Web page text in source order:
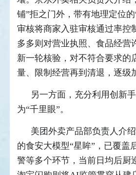
铺”拒之门外，带有地理定位
审核将商家入驻审核通过率控
多多则对营业执照、食品经营
新一轮核验，对不符合要求的
量、限制经营再到清退，逐级
另一方面，充分利用创新
为“千里眼”。
美团外卖产品部负责人介
的食安大模型“星眸”，已覆盖
警等多个环节，当前日均后厨